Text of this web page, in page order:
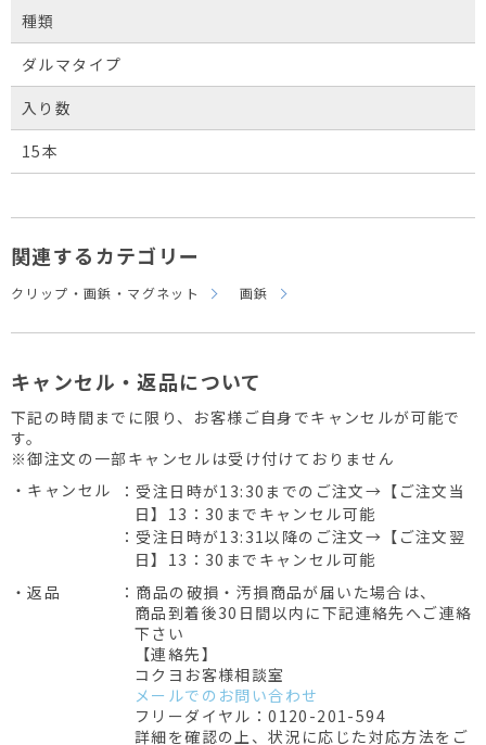
種類
ダルマタイプ
入り数
15本
関連するカテゴリー
クリップ・画鋲・マグネット 画鋲
キャンセル・返品について
下記の時間までに限り、お客様ご自身でキャンセルが可能で
す。
※御注文の一部キャンセルは受け付けておりません
・キャンセル
：受注日時が13:30までのご注文→【ご注文当
日】13：30までキャンセル可能
：受注日時が13:31以降のご注文→【ご注文翌
日】13：30までキャンセル可能
・返品
：商品の破損・汚損商品が届いた場合は、
商品到着後30日間以内に下記連絡先へご連絡
下さい
【連絡先】
コクヨお客様相談室
メールでのお問い合わせ
フリーダイヤル：0120-201-594
詳細を確認の上、状況に応じた対応方法をご